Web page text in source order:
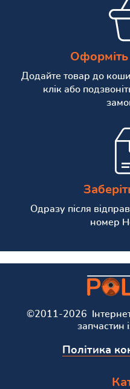
Додайте товар до
клік або
Одразу після
номер
©2011-2026
запчастин
Політика